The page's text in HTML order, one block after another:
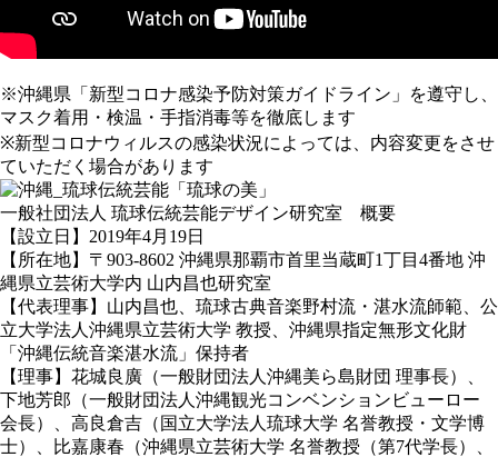
※沖縄県「新型コロナ感染予防対策ガイドライン」を遵守し、
マスク着用・検温・手指消毒等を徹底します
※新型コロナウィルスの感染状況によっては、内容変更をさせ
ていただく場合があります
一般社団法人 琉球伝統芸能デザイン研究室 概要
【設立日】2019年4月19日
【所在地】〒903-8602 沖縄県那覇市首里当蔵町1丁目4番地 沖
縄県立芸術大学内 山内昌也研究室
【代表理事】山内昌也、琉球古典音楽野村流・湛水流師範、公
立大学法人沖縄県立芸術大学 教授、沖縄県指定無形文化財
「沖縄伝統音楽湛水流」保持者
【理事】花城良廣（一般財団法人沖縄美ら島財団 理事長）、
下地芳郎（一般財団法人沖縄観光コンベンションビューロー
会長）、高良倉吉（国立大学法人琉球大学 名誉教授・文学博
士）、比嘉康春（沖縄県立芸術大学 名誉教授（第7代学長）、